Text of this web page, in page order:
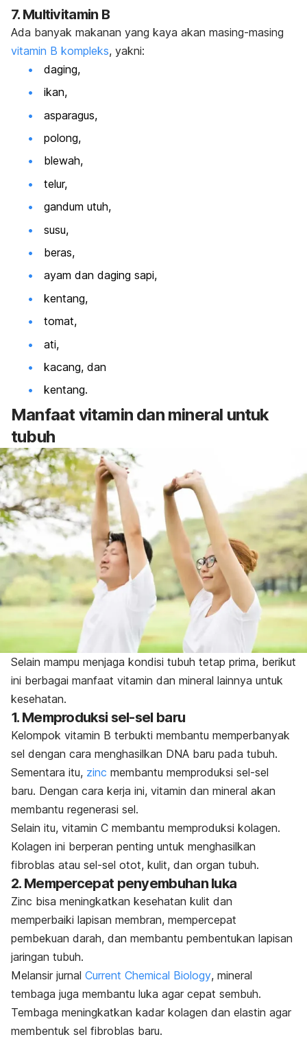
7. Multivitamin B
Ada banyak makanan yang kaya akan masing-masing
vitamin B kompleks, yakni:
daging,
ikan,
asparagus,
polong,
blewah,
telur,
gandum utuh,
susu,
beras,
ayam dan daging sapi,
kentang,
tomat,
ati,
kacang, dan
kentang.
Manfaat vitamin dan mineral untuk
tubuh
Selain mampu menjaga kondisi tubuh tetap prima, berikut
ini berbagai manfaat vitamin dan mineral lainnya untuk
kesehatan.
1. Memproduksi sel-sel baru
Kelompok vitamin B terbukti membantu memperbanyak
sel dengan cara menghasilkan DNA baru pada tubuh.
Sementara itu, zinc membantu memproduksi sel-sel
baru. Dengan cara kerja ini, vitamin dan mineral akan
membantu regenerasi sel.
Selain itu, vitamin C membantu memproduksi kolagen.
Kolagen ini berperan penting untuk menghasilkan
fibroblas atau sel-sel otot, kulit, dan organ tubuh.
2. Mempercepat penyembuhan luka
Zinc bisa meningkatkan kesehatan kulit dan
memperbaiki lapisan membran, mempercepat
pembekuan darah, dan membantu pembentukan lapisan
jaringan tubuh.
Melansir jurnal Current Chemical Biology, mineral
tembaga juga membantu luka agar cepat sembuh.
Tembaga meningkatkan kadar kolagen dan elastin agar
membentuk sel fibroblas baru.